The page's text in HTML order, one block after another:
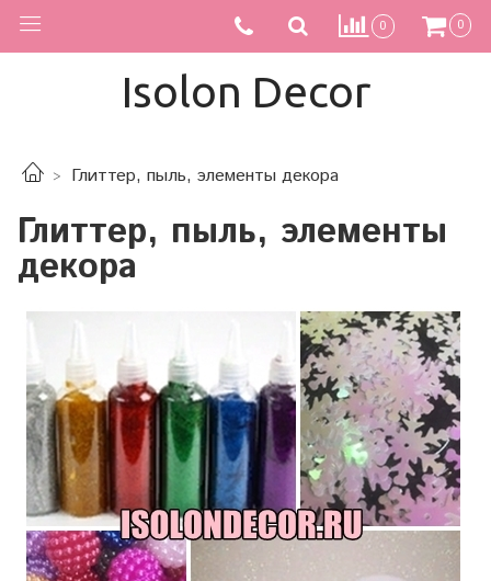
0 0
Isolon Decor
Глиттер, пыль, элементы декора
Глиттер, пыль, элементы
декора